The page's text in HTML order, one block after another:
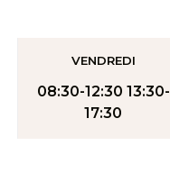
VENDREDI
08:30-12:30 13:30-
17:30